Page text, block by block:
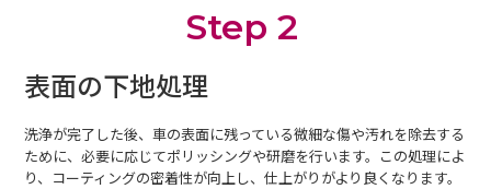
Step 2
表面の下地処理
洗浄が完了した後、車の表面に残っている微細な傷や汚れを除去する
ために、必要に応じてポリッシングや研磨を行います。この処理によ
り、コーティングの密着性が向上し、仕上がりがより良くなります。